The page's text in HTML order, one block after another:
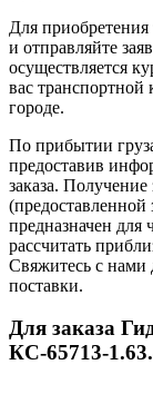
Для
и отправляйте
осуществляется
вас транспортной
городе.
По прибытии
предоставив
заказа. Получение
(предоставленной
предназначен
рассчитать
Свяжитесь с нами
поставки.
Для заказа
КС-65713-